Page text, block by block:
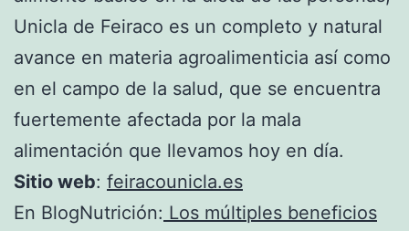
Unicla de Feiraco es un completo y natural
avance en materia agroalimenticia así como
en el campo de la salud, que se encuentra
fuertemente afectada por la mala
alimentación que llevamos hoy en día.
Sitio web: feiracounicla.es
En BlogNutrición: Los múltiples beneficios